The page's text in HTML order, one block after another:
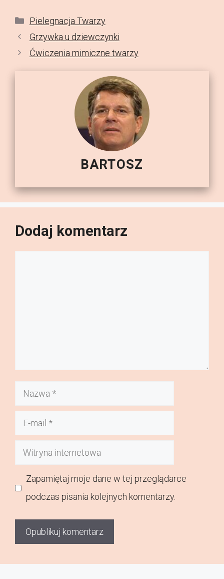
Kategorie
Pielegnacja Twarzy
Grzywka u dziewczynki
Ćwiczenia mimiczne twarzy
BARTOSZ
Dodaj komentarz
Nazwa
mail
Witryna
internetowa
Zapamiętaj moje dane w tej przeglądarce
podczas pisania kolejnych komentarzy.